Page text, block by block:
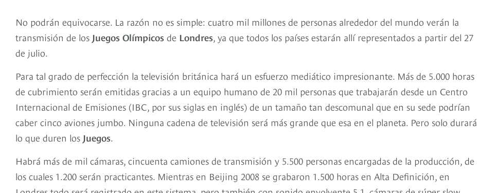
No podrán equivocarse. La razón no es simple: cuatro mil millones de personas alrededor del mundo verán la
transmisión de los Juegos Olímpicos de Londres, ya que todos los países estarán allí representados a partir del 27
de julio.
Para tal grado de perfección la televisión británica hará un esfuerzo mediático impresionante. Más de 5.000 horas
de cubrimiento serán emitidas gracias a un equipo humano de 20 mil personas que trabajarán desde un Centro
Internacional de Emisiones (IBC, por sus siglas en inglés) de un tamaño tan descomunal que en su sede podrían
caber cinco aviones jumbo. Ninguna cadena de televisión será más grande que esa en el planeta. Pero solo durará
lo que duren los Juegos.
Habrá más de mil cámaras, cincuenta camiones de transmisión y 5.500 personas encargadas de la producción, de
los cuales 1.200 serán practicantes. Mientras en Beijing 2008 se grabaron 1.500 horas en Alta Definición, en